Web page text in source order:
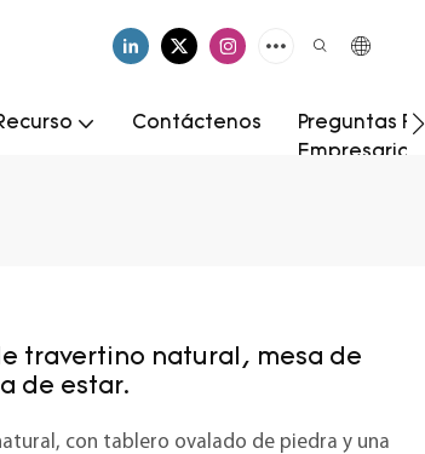
Contáctenos
Preguntas
travertino natural, mesa de
de estar.
con tablero ovalado de piedra y una